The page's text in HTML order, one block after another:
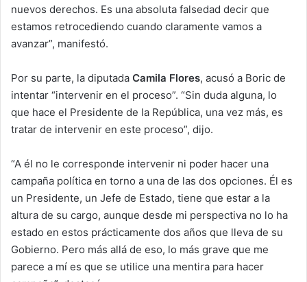
nuevos derechos. Es una absoluta falsedad decir que
estamos retrocediendo cuando claramente vamos a
avanzar”, manifestó.
Por su parte, la diputada Camila Flores, acusó a Boric de
intentar “intervenir en el proceso”. “Sin duda alguna, lo
que hace el Presidente de la República, una vez más, es
tratar de intervenir en este proceso”, dijo.
“A él no le corresponde intervenir ni poder hacer una
campaña política en torno a una de las dos opciones. Él es
un Presidente, un Jefe de Estado, tiene que estar a la
altura de su cargo, aunque desde mi perspectiva no lo ha
estado en estos prácticamente dos años que lleva de su
Gobierno. Pero más allá de eso, lo más grave que me
parece a mí es que se utilice una mentira para hacer